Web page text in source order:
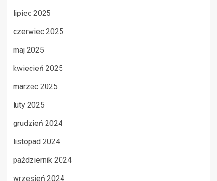
lipiec 2025
czerwiec 2025
maj 2025
kwiecień 2025
marzec 2025
luty 2025
grudzień 2024
listopad 2024
październik 2024
wrzesień 2024